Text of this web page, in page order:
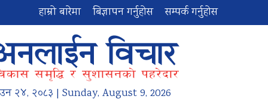
हाम्रो बारेमा बिज्ञापन गर्नुहोस सम्पर्क गर्नुहोस
२४, २०८३ | Sunday, August 9, 2026